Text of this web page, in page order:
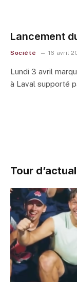
Lancement
Société 16 avril
Lundi 3 avril
à Laval supporté
Tour